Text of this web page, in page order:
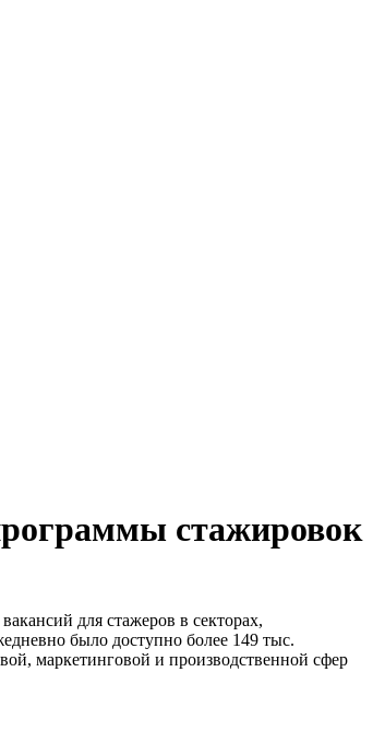
стажировок
для стажеров в секторах,
было доступно более 149 тыс.
маркетинговой и производственной сфер